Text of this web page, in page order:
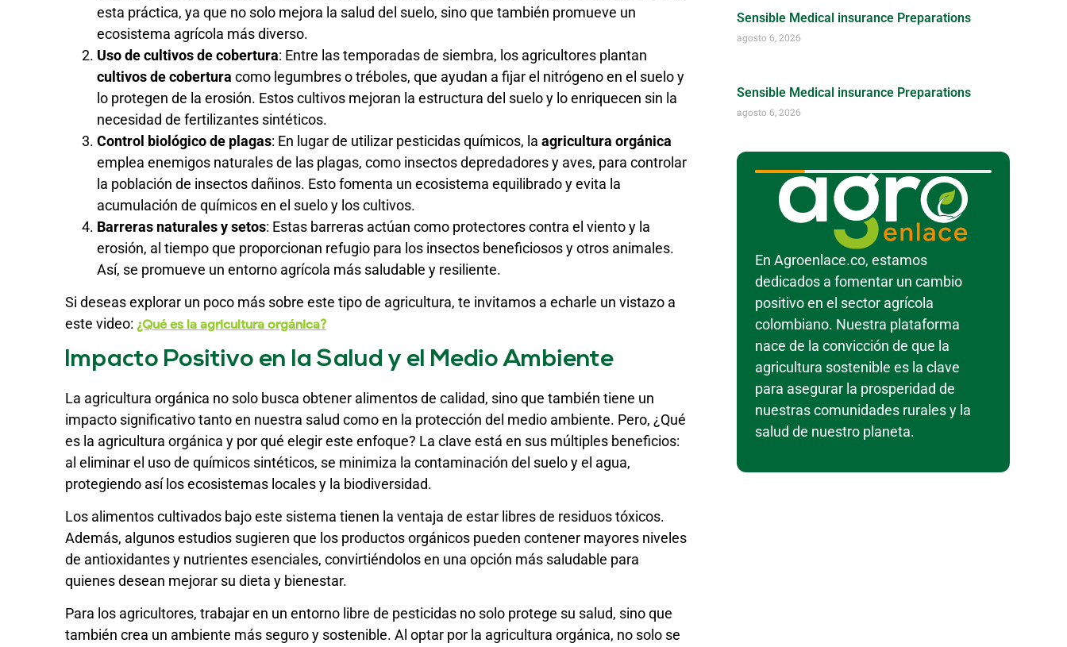
esta práctica, ya que no solo mejora la salud del suelo, sino que también promueve un
ecosistema agrícola más diverso.
Uso de cultivos de cobertura: Entre las temporadas de siembra, los agricultores plantan
cultivos de cobertura como legumbres o tréboles, que ayudan a fijar el nitrógeno en el suelo y
lo protegen de la erosión. Estos cultivos mejoran la estructura del suelo y lo enriquecen sin la
necesidad de fertilizantes sintéticos.
Control biológico de plagas: En lugar de utilizar pesticidas químicos, la agricultura orgánica
emplea enemigos naturales de las plagas, como insectos depredadores y aves, para controlar
la población de insectos dañinos. Esto fomenta un ecosistema equilibrado y evita la
acumulación de químicos en el suelo y los cultivos.
Barreras naturales y setos: Estas barreras actúan como protectores contra el viento y la
erosión, al tiempo que proporcionan refugio para los insectos beneficiosos y otros animales.
Así, se promueve un entorno agrícola más saludable y resiliente.
Si deseas explorar un poco más sobre este tipo de agricultura, te invitamos a echarle un vistazo a
este video: ¿Qué es la agricultura orgánica?
Impacto Positivo en la Salud y el Medio Ambiente
La agricultura orgánica no solo busca obtener alimentos de calidad, sino que también tiene un
impacto significativo tanto en nuestra salud como en la protección del medio ambiente. Pero, ¿Qué
es la agricultura orgánica y por qué elegir este enfoque? La clave está en sus múltiples beneficios:
al eliminar el uso de químicos sintéticos, se minimiza la contaminación del suelo y el agua,
protegiendo así los ecosistemas locales y la biodiversidad.
Los alimentos cultivados bajo este sistema tienen la ventaja de estar libres de residuos tóxicos.
Además, algunos estudios sugieren que los productos orgánicos pueden contener mayores niveles
de antioxidantes y nutrientes esenciales, convirtiéndolos en una opción más saludable para
quienes desean mejorar su dieta y bienestar.
Para los agricultores, trabajar en un entorno libre de pesticidas no solo protege su salud, sino que
también crea un ambiente más seguro y sostenible. Al optar por la agricultura orgánica, no solo se
Sensible Medical insurance Preparations
agosto 6, 2026
Sensible Medical insurance Preparations
agosto 6, 2026
En Agroenlace.co, estamos
dedicados a fomentar un cambio
positivo en el sector agrícola
colombiano. Nuestra plataforma
nace de la convicción de que la
agricultura sostenible es la clave
para asegurar la prosperidad de
nuestras comunidades rurales y la
salud de nuestro planeta.